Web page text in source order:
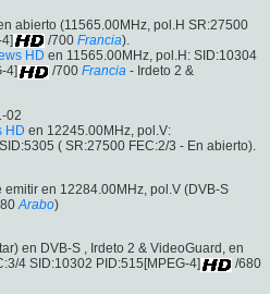
abierto (11565.00MHz, pol.H SR:27500
/700 Francia).
HD en 11565.00MHz, pol.H: SID:10304
4]
/700 Francia - Irdeto 2 &
02
HD en 12245.00MHz, pol.V:
SID:5305 ( SR:27500 FEC:2/3 - En abierto).
emitir en 12284.00MHz, pol.V (DVB-S
Arabo)
en DVB-S , Irdeto 2 & VideoGuard, en
4 SID:10302 PID:515[MPEG-4]
/680